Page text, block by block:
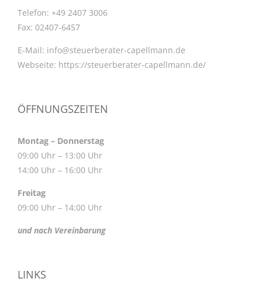
Telefon: +49 2407 3006
Fax: 02407-6457
E-Mail: info@steuerberater-capellmann.de
Webseite: https://steuerberater-capellmann.de/
ÖFFNUNGSZEITEN
Montag – Donnerstag
09:00 Uhr – 13:00 Uhr
14:00 Uhr – 16:00 Uhr
Freitag
09:00 Uhr – 14:00 Uhr
und nach Vereinbarung
LINKS